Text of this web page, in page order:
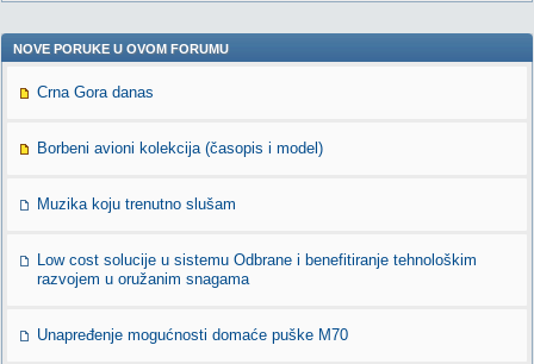
NOVE PORUKE U OVOM FORUMU
Crna Gora danas
Borbeni avioni kolekcija (časopis i model)
Muzika koju trenutno slušam
Low cost solucije u sistemu Odbrane i benefitiranje tehnološkim
razvojem u oružanim snagama
Unapređenje mogućnosti domaće puške M70